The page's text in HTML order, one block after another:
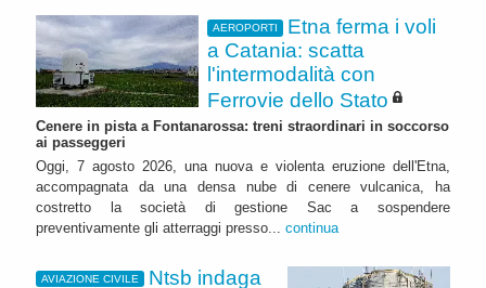
AEROPORTI
Etna ferma i voli
a Catania: scatta
l'intermodalità con
Ferrovie dello Stato
Cenere in pista a Fontanarossa: treni straordinari in soccorso
ai passeggeri
Oggi, 7 agosto 2026, una nuova e violenta eruzione dell'Etna,
accompagnata da una densa nube di cenere vulcanica, ha
costretto la società di gestione Sac a sospendere
preventivamente gli atterraggi presso... continua
AVIAZIONE CIVILE Ntsb indaga